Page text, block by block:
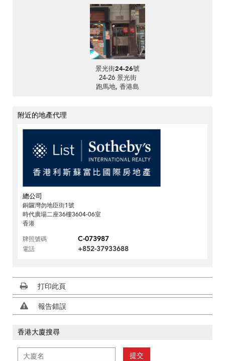
景光街24-26號
24-26 景光街
跑馬地, 香港島
附近的地產代理
總公司
銅鑼灣勿地臣街1號
時代廣場二座36樓3604-06室
香港
牌照號碼
C-073987
電話 +852-37933688
打印此頁
報告錯誤
香港大廈搜尋
提交